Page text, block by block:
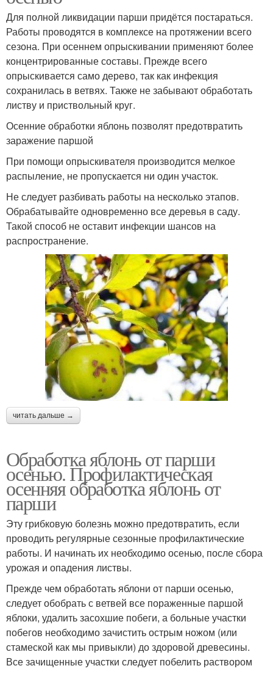
Для полной ликвидации парши придётся постараться.
Работы проводятся в комплексе на протяжении всего
сезона. При осеннем опрыскивании применяют более
концентрированные составы. Прежде всего
опрыскивается само дерево, так как инфекция
сохранилась в ветвях. Также не забывают обработать
листву и приствольный круг.
Осенние обработки яблонь позволят предотвратить
заражение паршой
При помощи опрыскивателя производится мелкое
распыление, не пропускается ни один участок.
Не следует разбивать работы на несколько этапов.
Обрабатывайте одновременно все деревья в саду.
Такой способ не оставит инфекции шансов на
распространение.
читать дальше →
Обработка яблонь от парши
осенью. Профилактическая
осенняя обработка яблонь от
парши
Эту грибковую болезнь можно предотвратить, если
проводить регулярные сезонные профилактические
работы. И начинать их необходимо осенью, после сбора
урожая и опадения листвы.
Прежде чем обработать яблони от парши осенью,
следует обобрать с ветвей все пораженные паршой
яблоки, удалить засохшие побеги, а больные участки
побегов необходимо зачистить острым ножом (или
стамеской как мы привыкли) до здоровой древесины.
Все зачищенные участки следует побелить раствором